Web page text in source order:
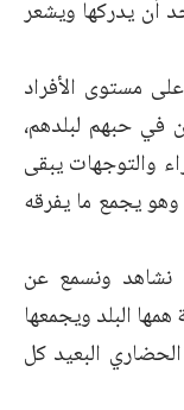
أن يدركها ويشعر
مستوى الأفراد
في حبهم لبلدهم،
والتوجهات يبقى
يجمع ما يفرقه
نشاهد ونسمع عن
البلد ويجمعها
البعيد كل